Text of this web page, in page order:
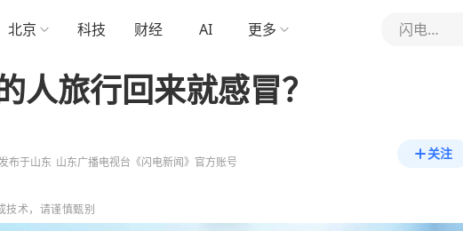
北京 科技 财经 AI 更多 闪电新闻
人旅行回来就感冒？
布于山东 山东广播电视台《闪电新闻》官方账号
关注
技术，请谨慎甄别